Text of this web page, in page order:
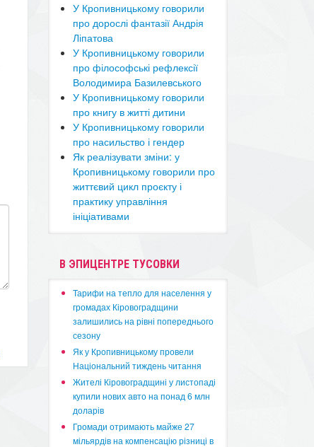
​У Кропивницькому говорили
про дорослі фантазії Андрія
Ліпатова
​У Кропивницькому говорили
про філософські рефлексії
Володимира Базилевського
​У Кропивницькому говорили
про книгу в житті дитини
​У Кропивницькому говорили
про насильство і гендер
​Як реалізувати зміни: у
Кропивницькому говорили про
життєвий цикл проєкту і
практику управління
ініціативами
В ЭПИЦЕНТРЕ ТУСОВКИ
​Тарифи на тепло для населення у
громадах Кіровоградщини
залишились на рівні попереднього
сезону
​Як у Кропивницькому провели
Національний тиждень читання
​Жителі Кіровоградщині у листопаді
купили нових авто на понад 6 млн
доларів
​Громади отримають майже 27
мільярдів на компенсацію різниці в